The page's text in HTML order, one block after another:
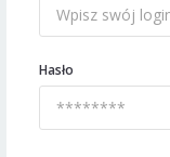
Hasło